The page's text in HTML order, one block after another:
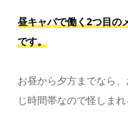
昼キャバで働く2つ目の
です。
お昼から夕方までなら
じ時間帯なので怪しまれ